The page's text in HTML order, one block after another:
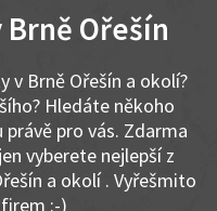
Ořešín
v Brně Ořešín a okolí?
Hledáte někoho
pro vás. Zdarma
vyberete nejlepší z
a okolí . Vyřešmito
:-)